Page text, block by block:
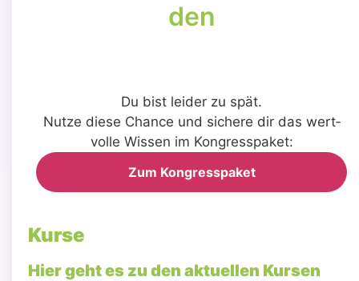
den
Du bist lei­der zu spät.
Nut­ze die­se Chan­ce und siche­re dir das wert­
vol­le Wis­sen im Kon­gress­pa­ket:
Zum Kon­gress­pa­ket
Kur­se
Hier geht es zu den aktu­el­len Kur­sen